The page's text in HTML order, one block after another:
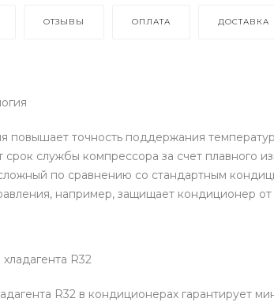
ОТЗЫВЫ ОПЛАТА ДОСТАВКА
повышает точность поддержания
службы компрессора за счет плавного
по сравнению со стандартным
например, защищает кондиционер от
R32
R32 в кондиционерах гарантирует